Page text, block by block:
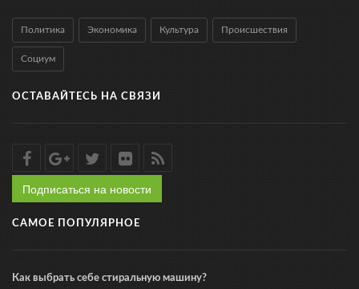
Политика Экономика Культура Происшествия
Социум
ОСТАВАЙТЕСЬ НА СВЯЗИ
Подписаться на новости
САМОЕ ПОПУЛЯРНОЕ
Как выбрать себе стиральную машину?